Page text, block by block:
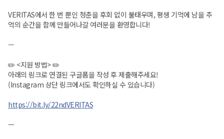
VERITAS에서 한 번 뿐인 청춘을 후회 없이 불태우며, 평생 기억에 남을 추
억의 순간을 함께 만들어나갈 여러분을 환영합니다!
—
✏️ <지원 방법> ✏️
아래의 링크로 연결된 구글폼을 작성 후 제출해주세요!
(Instagram 상단 링크에서도 확인하실 수 있습니다)
https://bit.ly/22ndVERITAS
ㅡ